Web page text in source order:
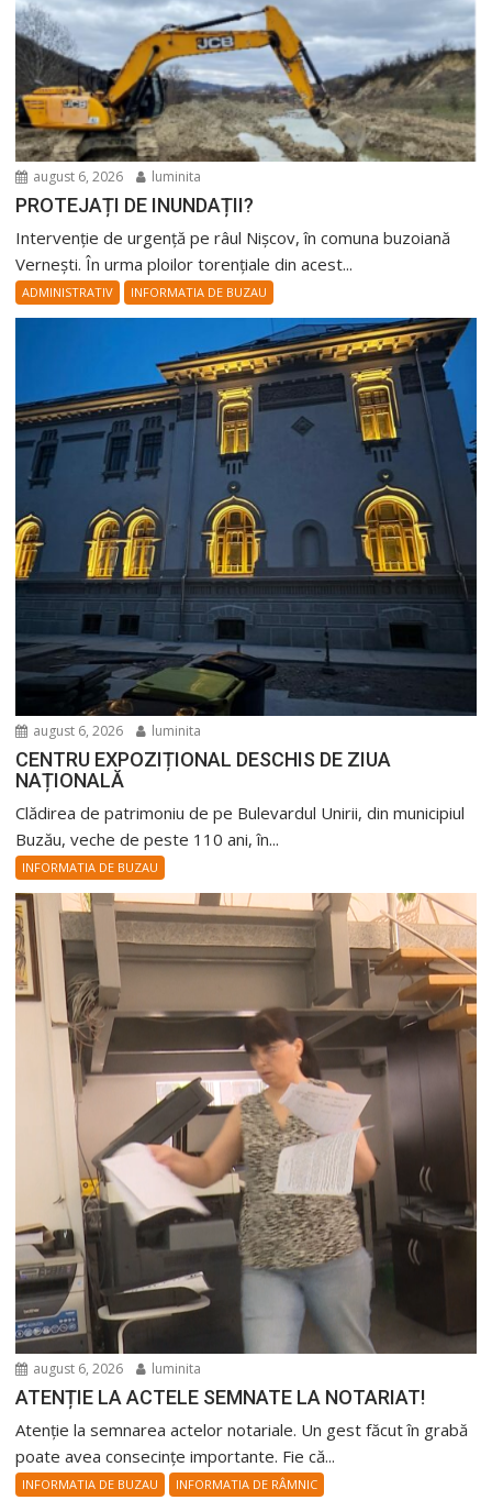
august 6, 2026 luminita
PROTEJAȚI DE INUNDAȚII?
Intervenție de urgență pe râul Nișcov, în comuna buzoiană
Vernești. În urma ploilor torențiale din acest...
ADMINISTRATIV INFORMATIA DE BUZAU
august 6, 2026 luminita
CENTRU EXPOZIȚIONAL DESCHIS DE ZIUA
NAȚIONALĂ
Clădirea de patrimoniu de pe Bulevardul Unirii, din municipiul
Buzău, veche de peste 110 ani, în...
INFORMATIA DE BUZAU
august 6, 2026 luminita
ATENȚIE LA ACTELE SEMNATE LA NOTARIAT!
Atenție la semnarea actelor notariale. Un gest făcut în grabă
poate avea consecințe importante. Fie că...
INFORMATIA DE BUZAU INFORMATIA DE RÂMNIC